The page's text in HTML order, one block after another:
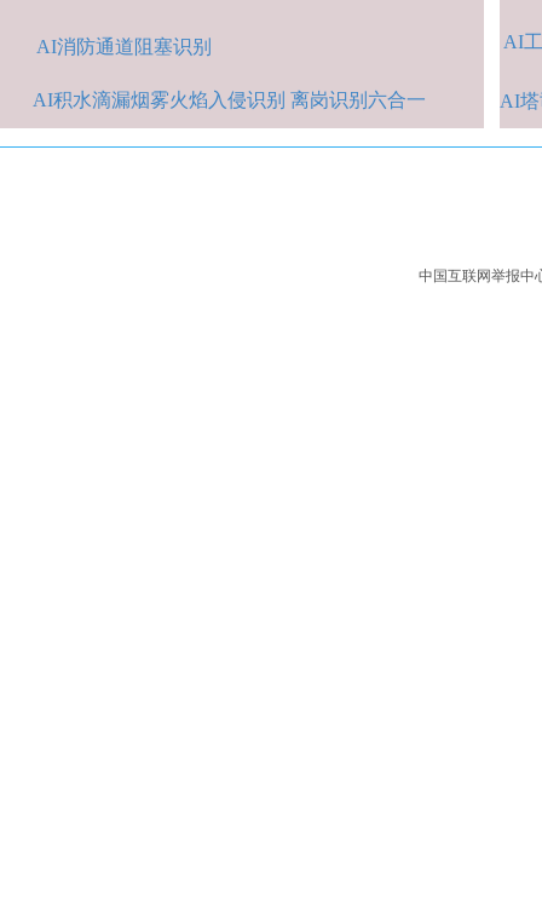
AI消防通道阻塞识别
AI积水滴漏烟雾火焰入侵识别 离岗识别六合一
AI
AI
中国互联网举报中